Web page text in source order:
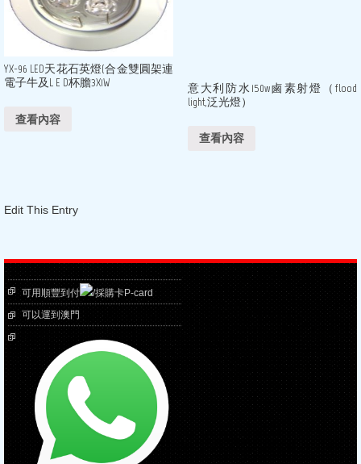
YX-96 LED天花石英燈(合金雙圓架連
電子牛及L E D杯膽3X1W
查看內容
意大利防水150w鹵素射燈（flood
light,泛光燈）
查看內容
Edit This Entry
可用順豐到付
/採購卡P-card
可以運到澳門